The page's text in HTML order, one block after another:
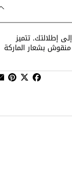
إطلالتك. تتميز
بشعار الماركة